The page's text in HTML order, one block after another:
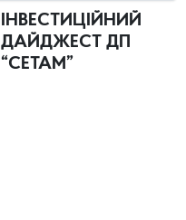
ІНВЕСТИЦІЙНИЙ
ДАЙДЖЕСТ ДП
“СЕТАМ”